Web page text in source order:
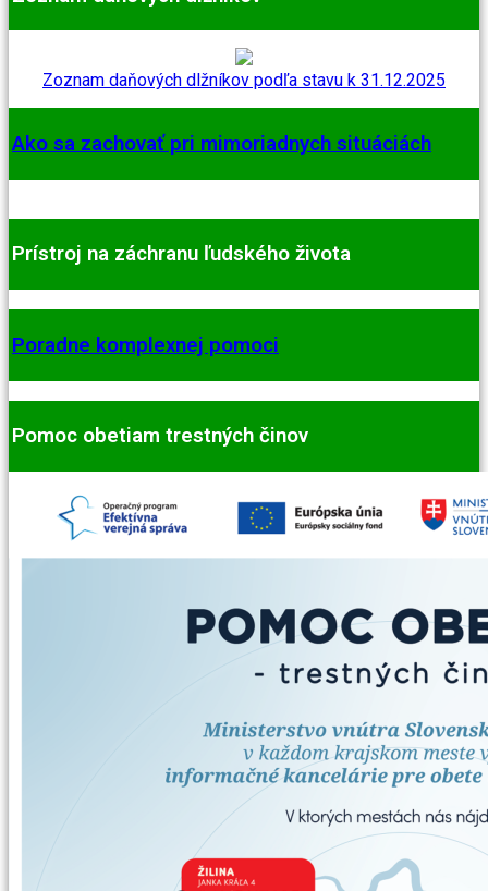
Zoznam daňových dlžníkov podľa stavu k 31.12.2025
Ako sa zachovať pri mimoriadnych situáciách
Prístroj na záchranu ľudského života
Poradne komplexnej pomoci
Pomoc obetiam trestných činov